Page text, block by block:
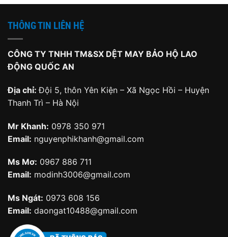
THÔNG TIN LIÊN HỆ
CÔNG TY TNHH TM&SX DỆT MAY BẢO HỘ LAO
ĐỘNG QUỐC AN
Địa chỉ:Đội 5, thôn Yên Kiện – Xã Ngọc Hồi – Huyện
Thanh Trì – Hà Nội
Mr Khanh: 0978 350 971
Email: nguyenphikhanh@gmail.com
Ms Mơ: 0967 886 711
Email: modinh3006@gmail.com
Ms Ngát: 0973 608 156
Email: daongat10488@gmail.com